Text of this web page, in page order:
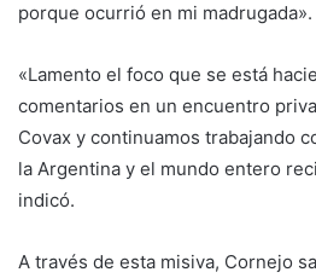
porque ocurrió en mi madrugada».
«Lamento el foco que se está
comentarios en un encuentro
Covax y continuamos trabajando
la Argentina y el mundo entero
indicó.
A través de esta misiva, Cornejo